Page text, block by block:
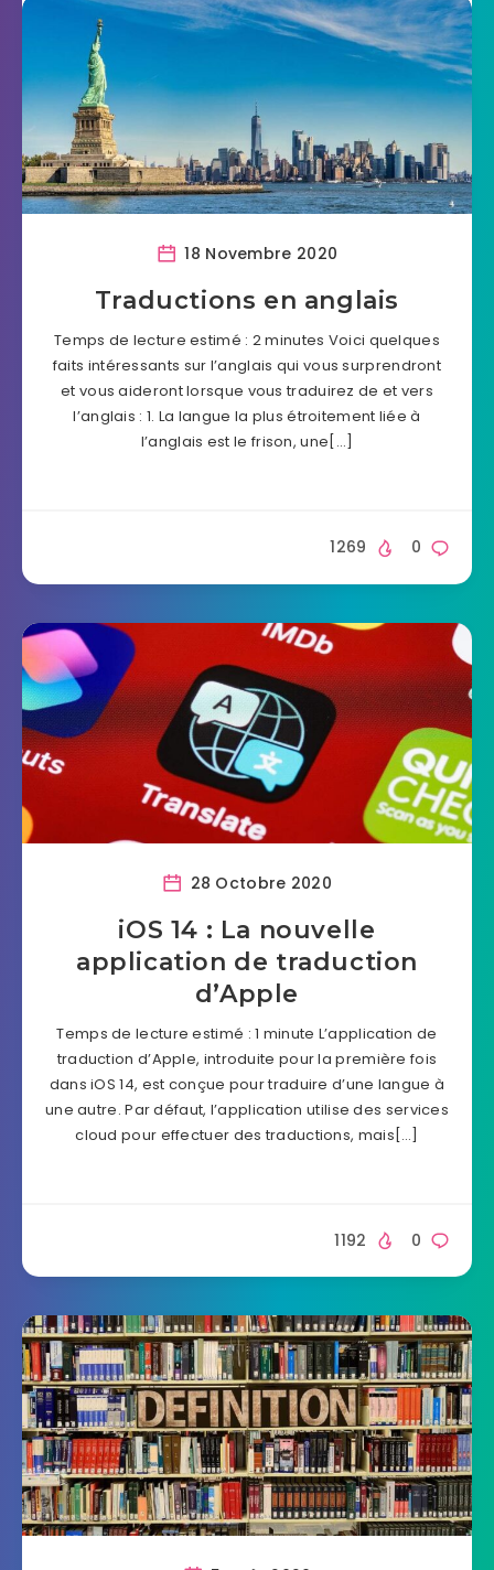
18 Novembre 2020
Traductions en anglais
Temps de lecture estimé : 2 minutes Voici quelques
faits intéressants sur l’anglais qui vous surprendront
et vous aideront lorsque vous traduirez de et vers
l’anglais : 1. La langue la plus étroitement liée à
l’anglais est le frison, une[…]
0
1269
28 Octobre 2020
iOS 14 : La nouvelle
application de traduction
d’Apple
Temps de lecture estimé : 1 minute L’application de
traduction d’Apple, introduite pour la première fois
dans iOS 14, est conçue pour traduire d’une langue à
une autre. Par défaut, l’application utilise des services
cloud pour effectuer des traductions, mais[…]
0
1192